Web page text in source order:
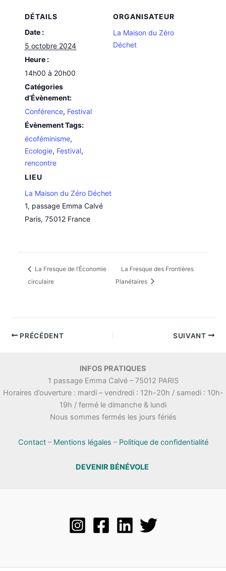
DÉTAILS
Date :
5 octobre 2024
Heure :
14h00 à 20h00
Catégories
d’Évènement:
Conférence, Festival
Évènement Tags:
écoféminisme,
Ecologie, Festival,
rencontre
LIEU
La Maison du Zéro Déchet
1, passage Emma Calvé
Paris, 75012 France
ORGANISATEUR
La Maison du Zéro
Déchet
La Fresque de l’Économie
circulaire
La Fresque des Frontières
Planétaires
PRÉCÉDENT SUIVANT
INFOS PRATIQUES
1 passage Emma Calvé – 75012 PARIS
Horaires d’ouverture : mardi – vendredi : 12h-20h / samedi : 10h-
19h / fermé le dimanche & lundi
Nous sommes fermés les jours fériés
Contact– Mentions légales – Politique de confidentialité
DEVENIR BÉNÉVOLE